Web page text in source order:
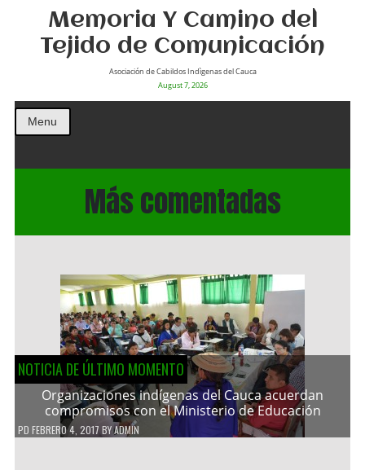
Memoria Y Camino del
Tejido de Comunicación
Asociación de Cabildos Indìgenas del Cauca
August 7, 2026
Menu
Más comentadas
NOTICIA DE ÚLTIMO MOMENTO
Organizaciones indígenas del Cauca acuerdan
compromisos con el Ministerio de Educación
PD FEBRERO 4, 2017 BYADMIN